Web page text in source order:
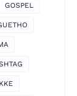
GOSPEL